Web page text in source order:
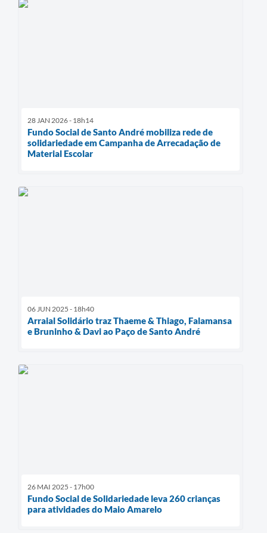
28 JAN 2026 - 18h14
Fundo Social de Santo André mobiliza rede de
solidariedade em Campanha de Arrecadação de
Material Escolar
06 JUN 2025 - 18h40
Arraial Solidário traz Thaeme & Thiago, Falamansa
e Bruninho & Davi ao Paço de Santo André
26 MAI 2025 - 17h00
Fundo Social de Solidariedade leva 260 crianças
para atividades do Maio Amarelo